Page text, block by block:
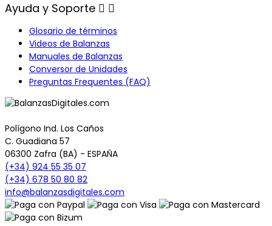
Ayuda y Soporte  
Glosario de términos
Videos de Balanzas
Manuales de Balanzas
Conversor de Unidades
Preguntas Frequentes (FAQ)
Polígono Ind. Los Caños
C. Guadiana 57
06300 Zafra (BA) - ESPAÑA
(+34) 924 55 35 07
(+34) 678 50 80 82
info@balanzasdigitales.com